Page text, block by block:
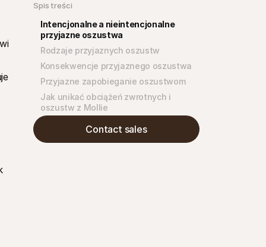
Spis treści
Intencjonalne a nieintencjonalne
przyjazne oszustwa
Rodzaje przyjaznych oszustw
Konsekwencje przyjaznego oszustwa
Przyjazne zapobieganie oszustwom
Jak unikać obciążeń zwrotnych i
oszustw z Mollie
Contact sales